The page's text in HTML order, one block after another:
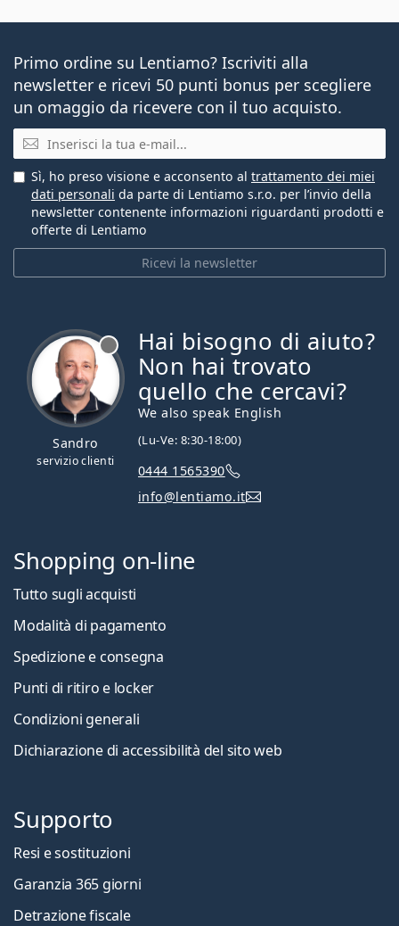
Primo ordine su Lentiamo? Iscriviti alla
newsletter e ricevi 50 punti bonus per scegliere
un omaggio da ricevere con il tuo acquisto.
E-mail
Ricevi la newsletter
Sì, ho preso visione e acconsento al trattamento dei miei
dati personali da parte di Lentiamo s.r.o. per l’invio della
newsletter contenente informazioni riguardanti prodotti e
offerte di Lentiamo
Sandro
servizio clienti
Hai bisogno di aiuto?
Non hai trovato
quello che cercavi?
We also speak English
(Lu-Ve: 8:30-18:00)
0444 1565390
info@lentiamo.it
Shopping on-line
Tutto sugli acquisti
Modalità di pagamento
Spedizione e consegna
Punti di ritiro e locker
Condizioni generali
Dichiarazione di accessibilità del sito web
Supporto
Resi e sostituzioni
Garanzia 365 giorni
Detrazione fiscale